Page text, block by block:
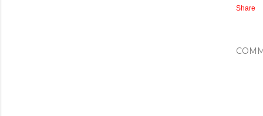
Share